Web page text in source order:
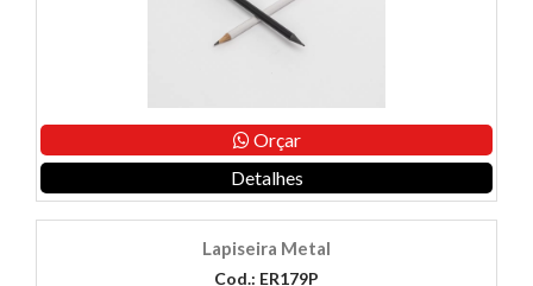
Orçar
Detalhes
Lapiseira Metal
Cod.: ER179P